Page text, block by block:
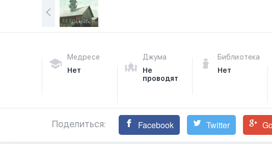
Медресе
Нет
Джума
Не
проводят
Библиотека
Нет
Поделиться: Facebook Twitter